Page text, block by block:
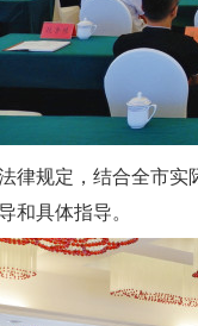
律规定，结合全市
和具体指导。